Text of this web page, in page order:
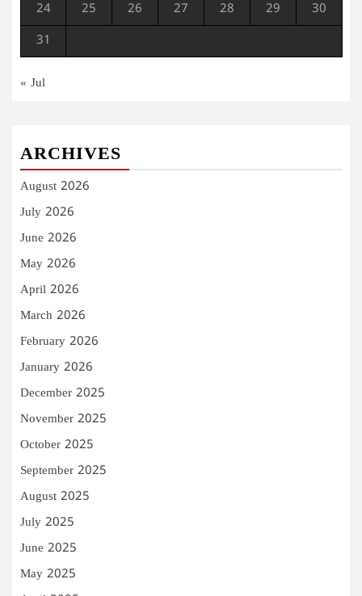
24 25 26 27 28 29 30
31
« Jul
ARCHIVES
August 2026
July 2026
June 2026
May 2026
April 2026
March 2026
February 2026
January 2026
December 2025
November 2025
October 2025
September 2025
August 2025
July 2025
June 2025
May 2025